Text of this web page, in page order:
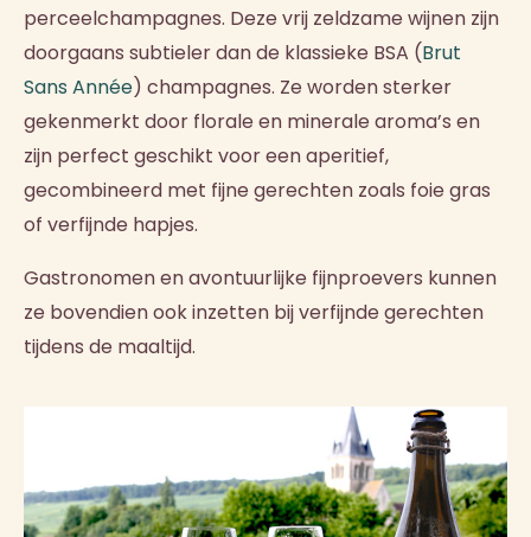
perceelchampagnes. Deze vrij zeldzame wijnen zijn
doorgaans subtieler dan de klassieke BSA (Brut
Sans Année) champagnes. Ze worden sterker
gekenmerkt door florale en minerale aroma’s en
zijn perfect geschikt voor een aperitief,
gecombineerd met fijne gerechten zoals foie gras
of verfijnde hapjes.
Gastronomen en avontuurlijke fijnproevers kunnen
ze bovendien ook inzetten bij verfijnde gerechten
tijdens de maaltijd.